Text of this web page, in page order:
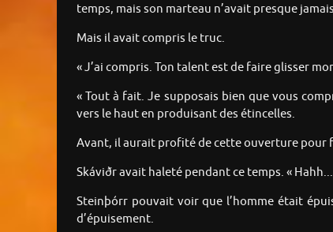
temps, mais son marteau n’avait presque
Mais il avait compris le truc.
« J’ai compris. Ton talent est de faire glisser
« Tout à fait. Je supposais bien que vous
vers le haut en produisant des étincelles.
Avant, il aurait profité de cette ouverture pour
Skáviðr avait haleté pendant ce temps. «
Steinþórr pouvait voir que l’homme était
d’épuisement.